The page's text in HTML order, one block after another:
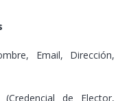
Email, Dirección,
de Elector,